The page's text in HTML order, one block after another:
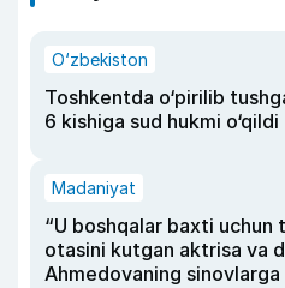
O‘zbekiston
Toshkentda o‘pirilib
6 kishiga sud hukmi o‘qildi
Madaniyat
“U boshqalar baxti uchun
otasini kutgan aktrisa va
Ahmedovaning sinovlarga